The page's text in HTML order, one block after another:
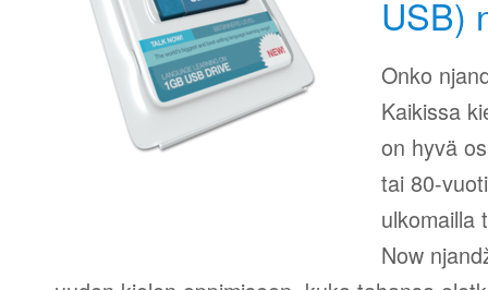
USB)
Onko
Kaikissa
on hyvä
tai 80-
ulkomailla
Now